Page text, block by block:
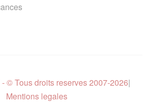
© Tous droits reserves 2007-2026|
Mentions legales